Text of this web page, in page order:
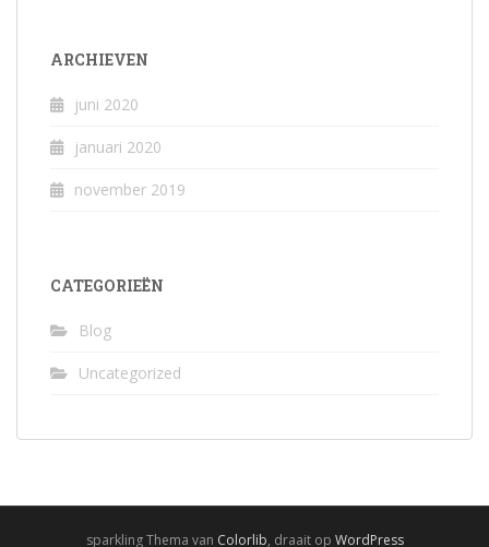
ARCHIEVEN
juni 2020
januari 2020
november 2019
CATEGORIEËN
Blog
Uncategorized
sparkling Thema van Colorlib, draait op WordPress